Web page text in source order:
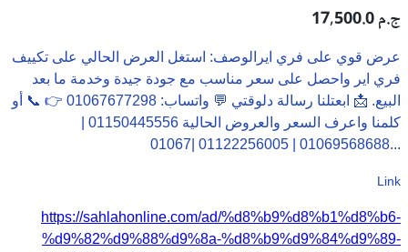
17,500.0 ج.م
فري اير واحصل على سعر مناسب مع جودة جيدة وخدمة ما بعد
البيع. 📩 ابعتلنا رسالة دلوقتي 💬 واتساب: 01067677298 👉 📞 أو
01069568688 | 01122256005 |01067...
Link
https://sahlahonline.com/ad/%d8%b9%d8%b1%d8%b6-
%d9%82%d9%88%d9%8a-%d8%b9%d9%84%d9%89-